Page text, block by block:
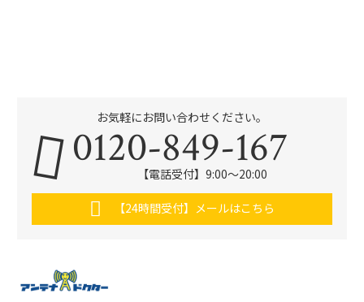
お気軽にお問い合わせください。
0120-849-167
【電話受付】9:00〜20:00
【24時間受付】メールはこちら